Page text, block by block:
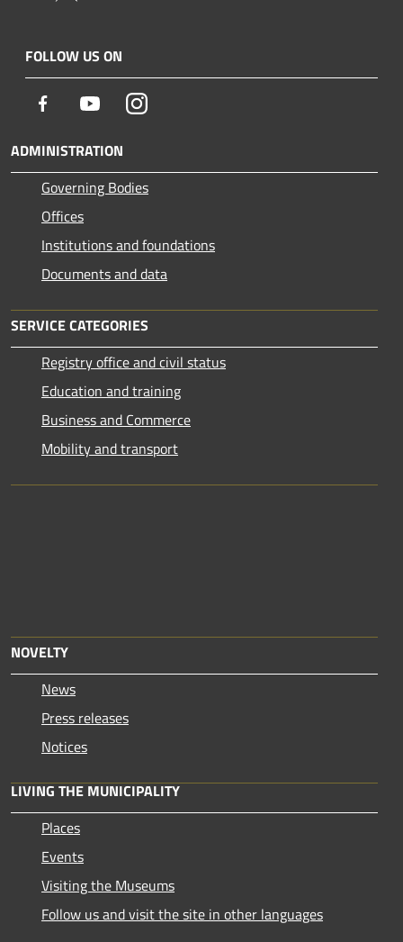
FOLLOW US ON
Facebook YoutubeInstagram
ADMINISTRATION
Governing Bodies
Offices
Institutions and foundations
Documents and data
SERVICE CATEGORIES
Registry office and civil status
Education and training
Business and Commerce
Mobility and transport
NOVELTY
News
Press releases
Notices
LIVING THE MUNICIPALITY
Places
Events
Visiting the Museums
Follow us and visit the site in other languages